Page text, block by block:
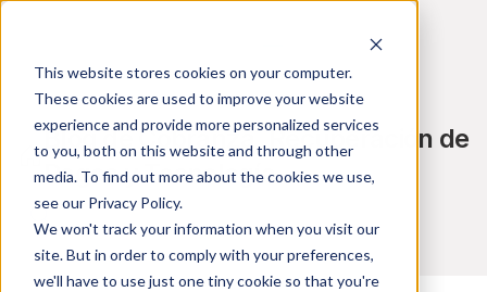
This website stores cookies on your computer.
These cookies are used to improve your website
experience and provide more personalized services
to you, both on this website and through other
media. To find out more about the cookies we use,
see our Privacy Policy.
We won't track your information when you visit our
site. But in order to comply with your preferences,
we'll have to use just one tiny cookie so that you're
Blog de Cobranza, Recuperación de
Pagos y Tecnología